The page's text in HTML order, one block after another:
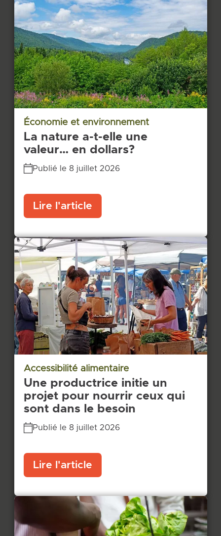
Économie et environnement
La nature a-t-elle une
valeur… en dollars?
Publié le 8 juillet 2026
Lire l'article
Accessibilité alimentaire
Une productrice initie un
projet pour nourrir ceux qui
sont dans le besoin
Publié le 8 juillet 2026
Lire l'article